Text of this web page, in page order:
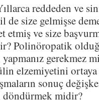
reddeden ve
de size gelmişse
etmiş ve size
Polinöropatik
yapmanız gerekmez
elzemiyetini
sonuç
döndürmek midir?